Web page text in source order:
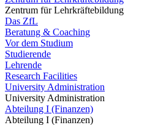
Zentrum für Lehrkräftebildung
Das ZfL
Beratung & Coaching
Vor dem Studium
Studierende
Lehrende
Research Facilities
University Administration
University Administration
Abteilung I (Finanzen)
Abteilung I (Finanzen)